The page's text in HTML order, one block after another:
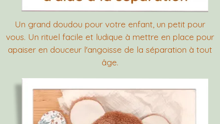
Un grand doudou pour votre enfant, un petit pour
vous. Un rituel facile et ludique à mettre en place pour
apaiser en douceur l'angoisse de la séparation à tout
âge.